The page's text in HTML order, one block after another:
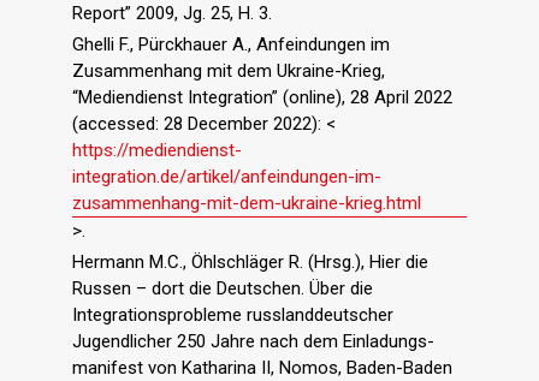
Report” 2009, Jg. 25, H. 3.
Ghelli F., Pürckhauer A., Anfeindungen im
Zusammenhang mit dem Ukraine-Krieg,
“Mediendienst Integration” (online), 28 April 2022
(accessed: 28 December 2022): <
https://mediendienst-
integration.de/artikel/anfeindungen-im-
zusammenhang-mit-dem-ukraine-krieg.html
>.
Hermann M.C., Öhlschläger R. (Hrsg.), Hier die
Russen – dort die Deutschen. Über die
Integrationsprobleme russlanddeutscher
Jugendlicher 250 Jahre nach dem Einladungs-
manifest von Katharina II, Nomos, Baden-Baden